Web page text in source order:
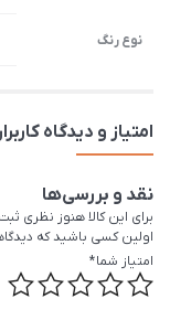
نوع رنگ
امتیاز و دیدگاه
نقد و بررسی‌ها
برای این کالا هنوز نظری
اولین کسی باشید که
امتیاز شما*